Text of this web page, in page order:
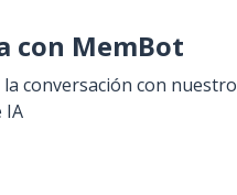
con MemBot
la conversación con nuestro
IA